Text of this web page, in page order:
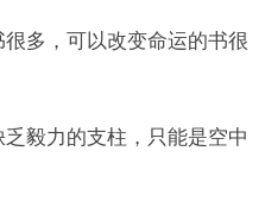
多，可以改变命运的书很
毅力的支柱，只能是空中